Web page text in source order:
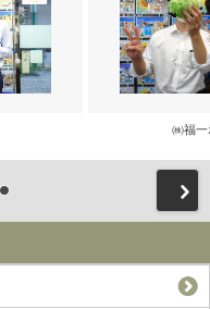
㈱福一